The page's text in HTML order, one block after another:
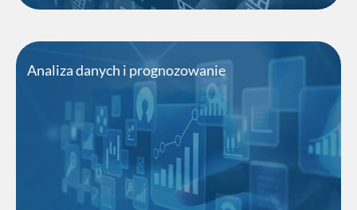
Analiza danych i prognozowanie
Oferujemy narzędzia do BI, analiz i
prognozowania, które pomagają w
podejmowaniu lepszych decyzji.
Odkryj nowe możliwości